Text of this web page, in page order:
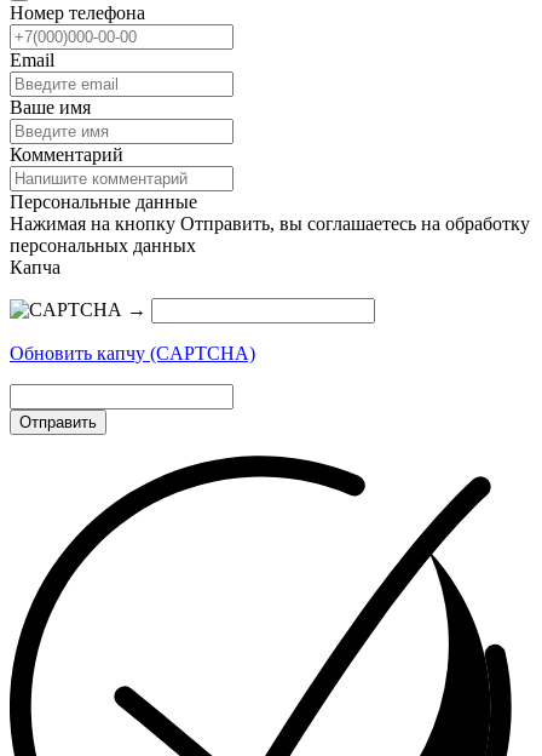
Номер телефона
Email
Ваше имя
Комментарий
Персональные данные
Нажимая на кнопку Отправить, вы соглашаетесь на обработку
персональных данных
Капча
→
Обновить капчу (CAPTCHA)
Отправить